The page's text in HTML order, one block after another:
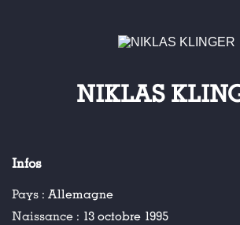
NIKLAS
Infos
Pays : Allemagne
Naissance : 13 octobre 1995